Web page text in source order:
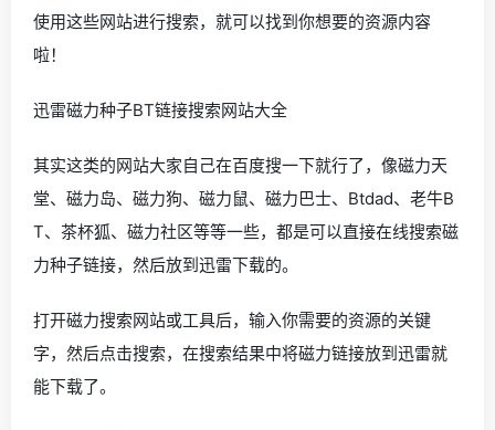
使用这些网站进行搜索，就可以找到你想要的资源内容
啦！
迅雷磁力种子BT链接搜索网站大全
其实这类的网站大家自己在百度搜一下就行了，像磁力天
堂、磁力岛、磁力狗、磁力鼠、磁力巴士、Btdad、老牛B
T、茶杯狐、磁力社区等等一些，都是可以直接在线搜索磁
力种子链接，然后放到迅雷下载的。
打开磁力搜索网站或工具后，输入你需要的资源的关键
字，然后点击搜索，在搜索结果中将磁力链接放到迅雷就
能下载了。